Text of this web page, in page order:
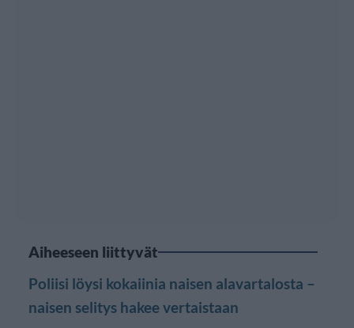
Aiheeseen liittyvät
Poliisi löysi kokaiinia naisen alavartalosta –
naisen selitys hakee vertaistaan